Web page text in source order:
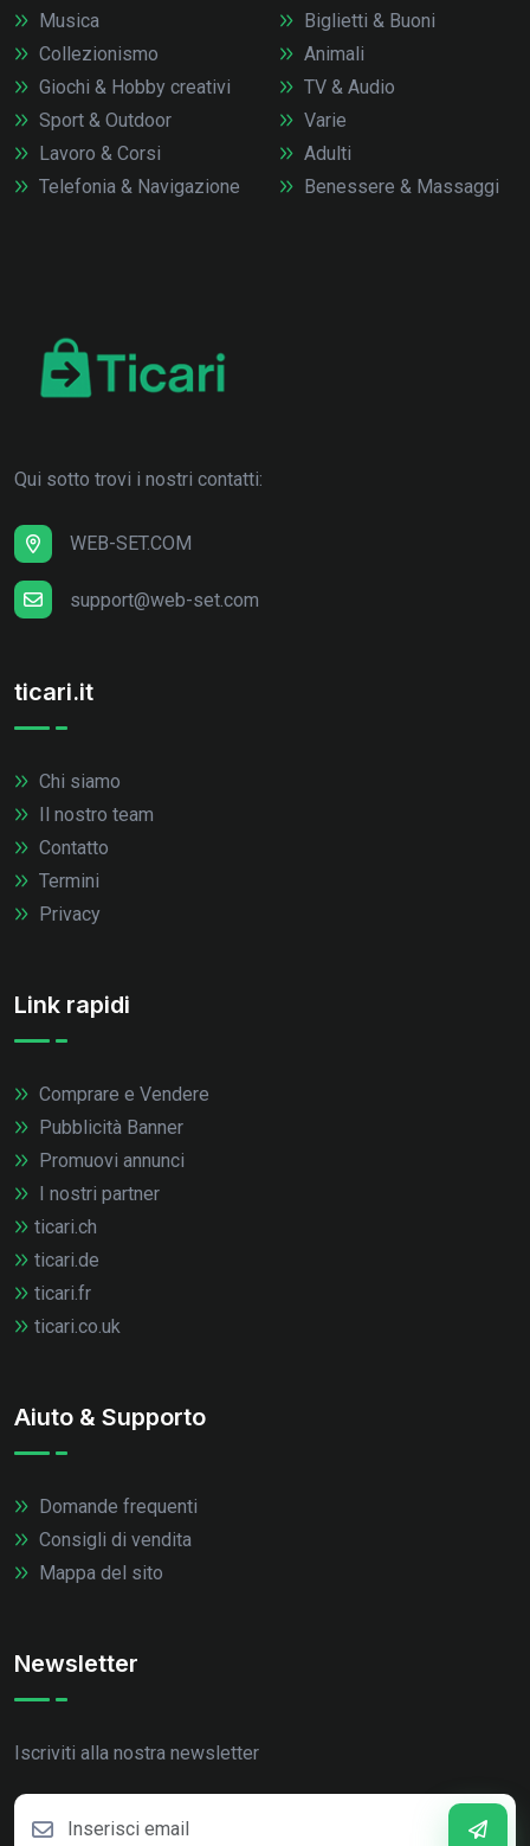
Musica
Collezionismo
Giochi & Hobby creativi
Sport & Outdoor
Lavoro & Corsi
Telefonia & Navigazione
Biglietti & Buoni
Animali
TV & Audio
Varie
Adulti
Benessere & Massaggi
Qui sotto trovi i nostri contatti:
WEB-SET.COM
support@web-set.com
ticari.it
Chi siamo
Il nostro team
Contatto
Termini
Privacy
Link rapidi
Comprare e Vendere
Pubblicità Banner
Promuovi annunci
I nostri partner
ticari.ch
ticari.de
ticari.fr
ticari.co.uk
Aiuto & Supporto
Domande frequenti
Consigli di vendita
Mappa del sito
Newsletter
Iscriviti alla nostra newsletter